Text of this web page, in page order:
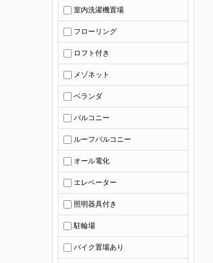
室内洗濯機置場
フローリング
ロフト付き
メゾネット
ベランダ
バルコニー
ルーフバルコニー
オール電化
エレベーター
照明器具付き
駐輪場
バイク置場あり